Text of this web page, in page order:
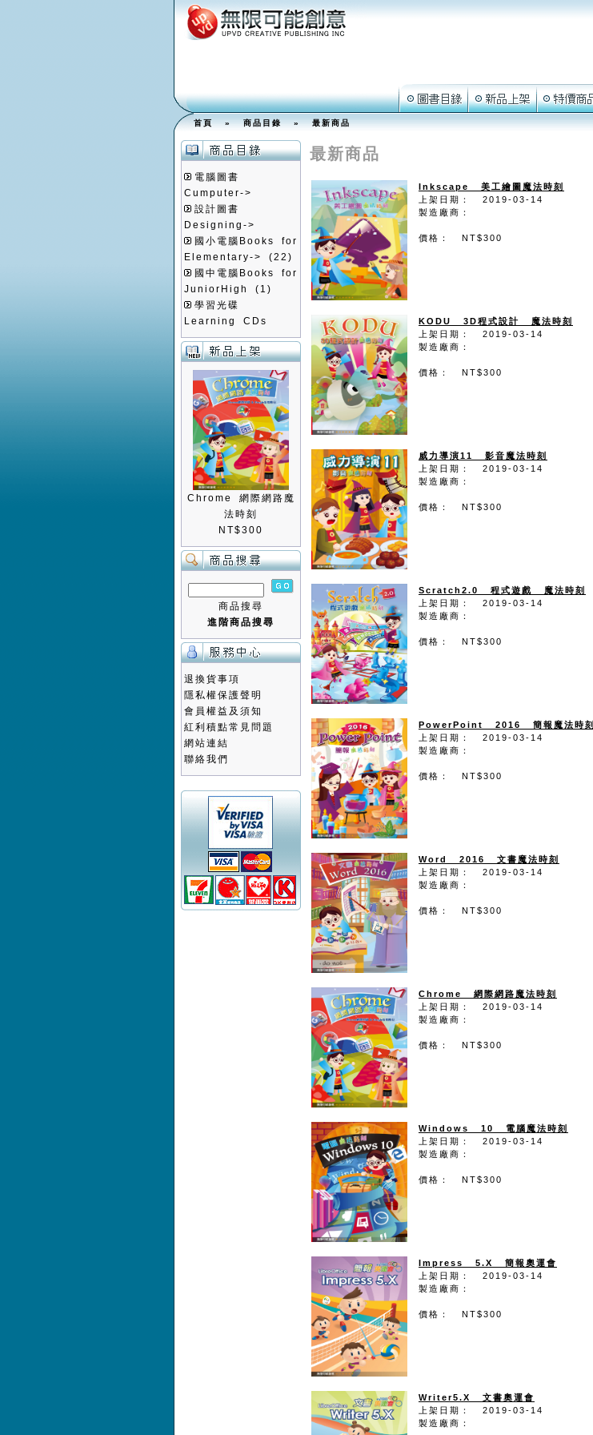
首頁»商品目錄»最新商品
電腦圖書
Cumputer->
設計圖書
Designing->
國小電腦Books for
Elementary->
(22)
國中電腦Books for
JuniorHigh
(1)
學習光碟
Learning CDs
Chrome 網際網路魔
法時刻
NT$300
商品搜尋
進階商品搜尋
退換貨事項
隱私權保護聲明
會員權益及須知
紅利積點常見問題
網站連結
聯絡我們
最新商品
Inkscape 美工繪圖魔法時刻
上架日期： 2019-03-14
製造廠商：
價格： NT$300
KODU 3D程式設計 魔法時刻
上架日期： 2019-03-14
製造廠商：
價格： NT$300
威力導演11 影音魔法時刻
上架日期： 2019-03-14
製造廠商：
價格： NT$300
Scratch2.0 程式遊戲 魔法時刻
上架日期： 2019-03-14
製造廠商：
價格： NT$300
PowerPoint 2016 簡報魔法時刻
上架日期： 2019-03-14
製造廠商：
價格： NT$300
Word 2016 文書魔法時刻
上架日期： 2019-03-14
製造廠商：
價格： NT$300
Chrome 網際網路魔法時刻
上架日期： 2019-03-14
製造廠商：
價格： NT$300
Windows 10 電腦魔法時刻
上架日期： 2019-03-14
製造廠商：
價格： NT$300
Impress 5.X 簡報奧運會
上架日期： 2019-03-14
製造廠商：
價格： NT$300
Writer5.X 文書奧運會
上架日期： 2019-03-14
製造廠商：